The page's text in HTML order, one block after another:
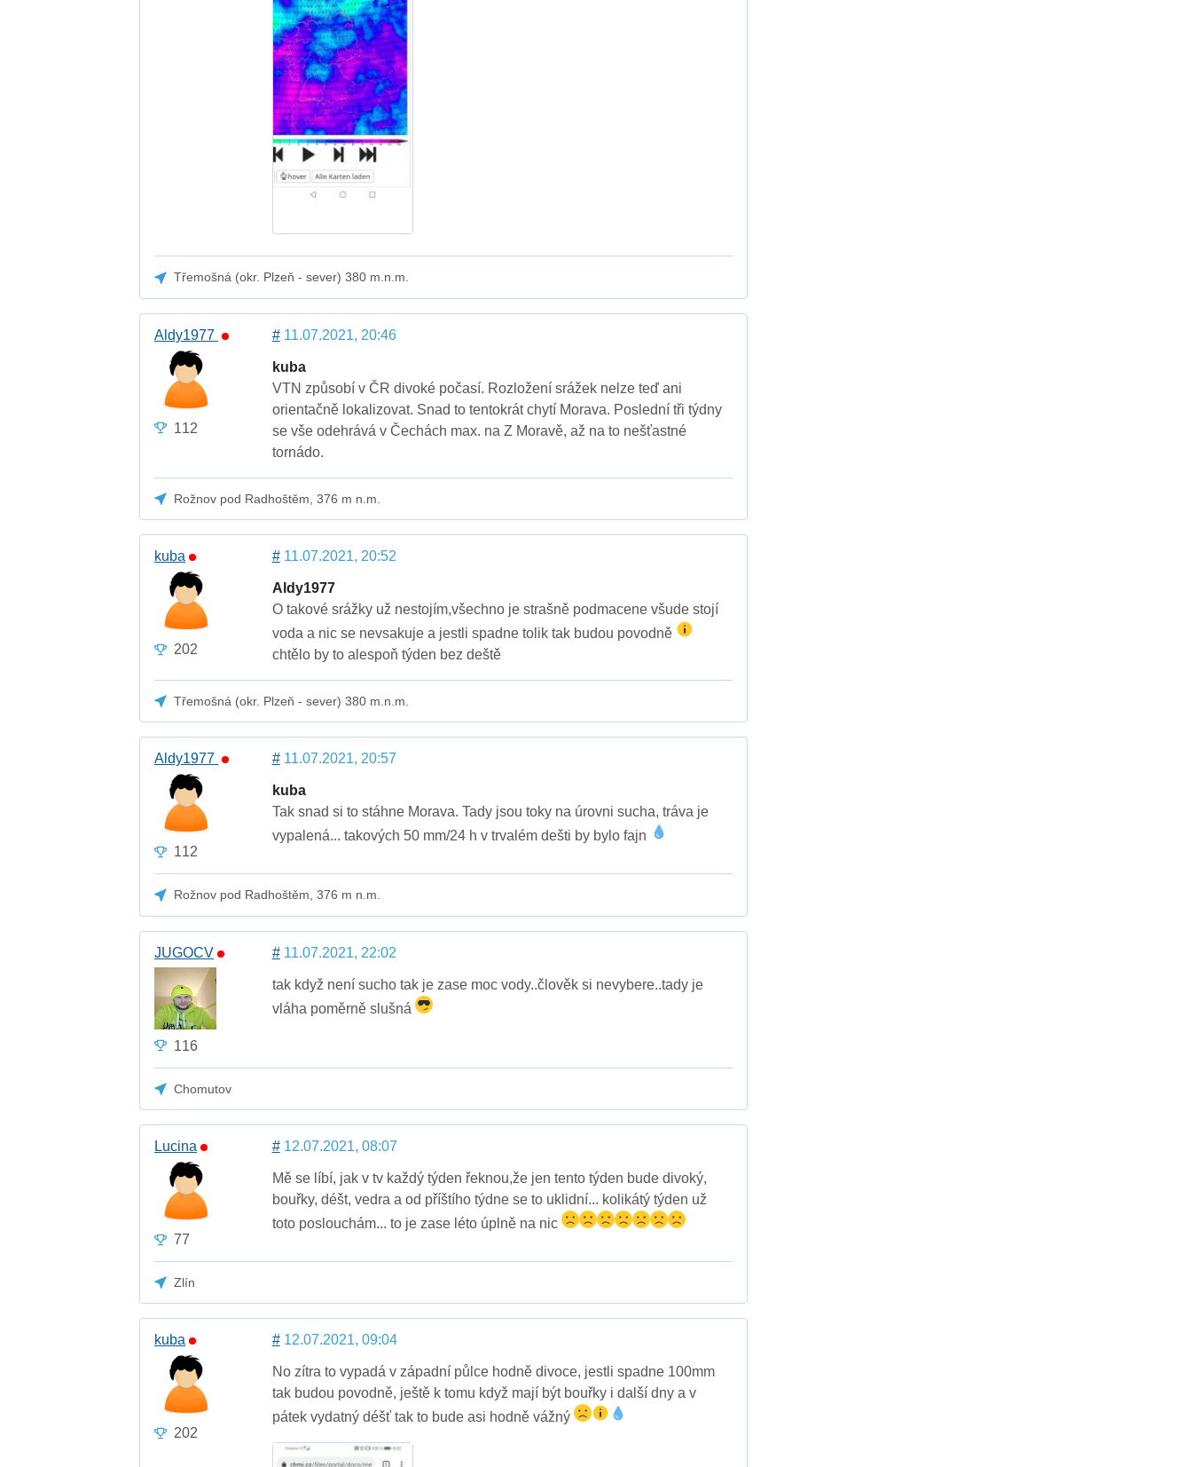
Třemošná (okr. Plzeň - sever) 380 m.n.m.
Aldy1977
112
#11.07.2021, 20:46
kuba
VTN způsobí v ČR divoké počasí. Rozložení srážek nelze teď ani
orientačně lokalizovat. Snad to tentokrát chytí Morava. Poslední tři týdny
se vše odehrává v Čechách max. na Z Moravě, až na to nešťastné
tornádo.
Rožnov pod Radhoštěm, 376 m n.m.
kuba
202
#11.07.2021, 20:52
Aldy1977
O takové srážky už nestojím,všechno je strašně podmacene všude stojí
voda a nic se nevsakuje a jestli spadne tolik tak budou povodně
chtělo by to alespoň týden bez deště
Třemošná (okr. Plzeň - sever) 380 m.n.m.
Aldy1977
112
#11.07.2021, 20:57
kuba
Tak snad si to stáhne Morava. Tady jsou toky na úrovni sucha, tráva je
vypalená... takových 50 mm/24 h v trvalém dešti by bylo fajn
Rožnov pod Radhoštěm, 376 m n.m.
JUGOCV
116
#11.07.2021, 22:02
tak když není sucho tak je zase moc vody..člověk si nevybere..tady je
vláha poměrně slušná
Chomutov
Lucina
77
#12.07.2021, 08:07
Mě se líbí, jak v tv každý týden řeknou,že jen tento týden bude divoký,
bouřky, déšt, vedra a od příštího týdne se to uklidní... kolikátý týden už
toto poslouchám... to je zase léto úplně na nic
Zlín
kuba
202
#12.07.2021, 09:04
No zítra to vypadá v západní půlce hodně divoce, jestli spadne 100mm
tak budou povodně, ještě k tomu když mají být bouřky i další dny a v
pátek vydatný déšť tak to bude asi hodně vážný